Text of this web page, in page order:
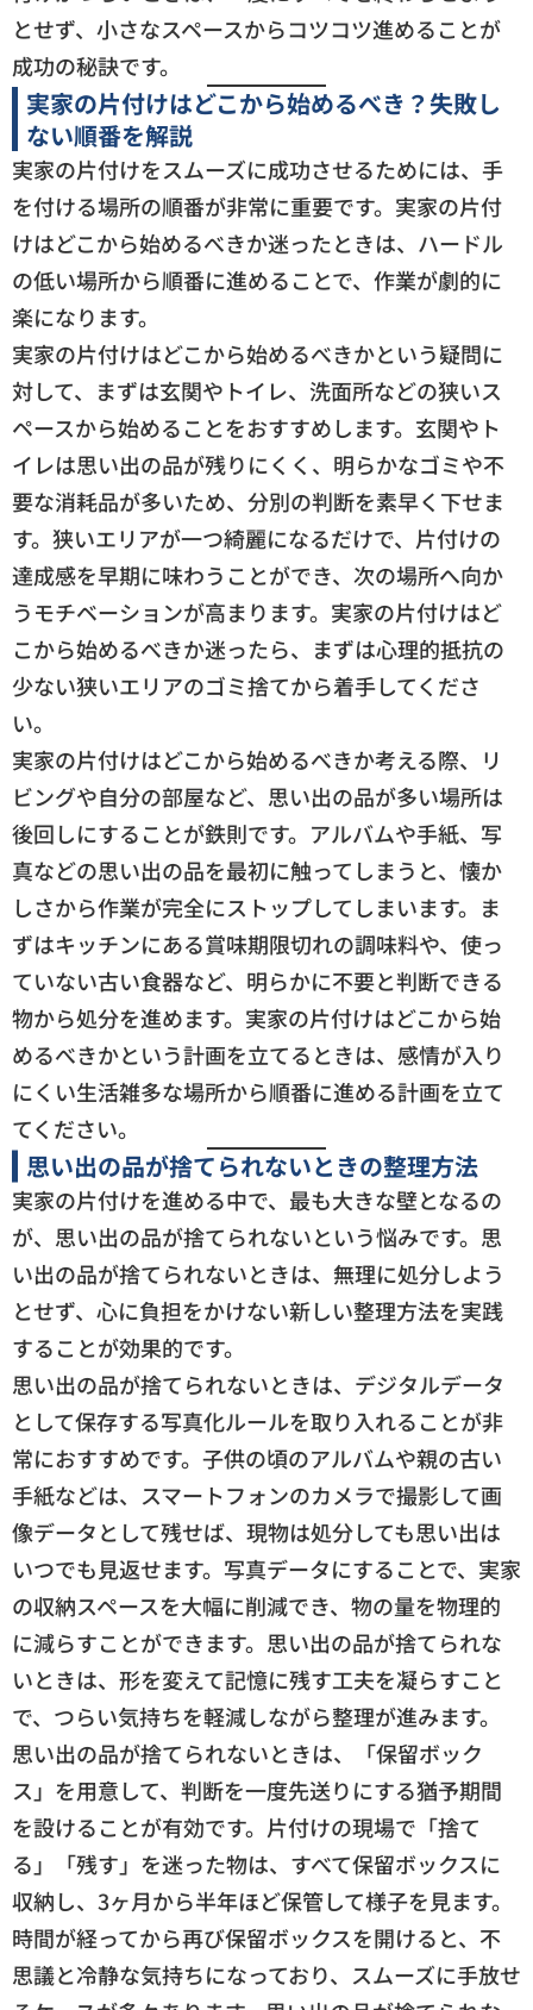
とせず、小さなスペースからコツコツ進めることが
成功の秘訣です。
実家の片付けはどこから始めるべき？失敗し
ない順番を解説
実家の片付けをスムーズに成功させるためには、手
を付ける場所の順番が非常に重要です。実家の片付
けはどこから始めるべきか迷ったときは、ハードル
の低い場所から順番に進めることで、作業が劇的に
楽になります。
実家の片付けはどこから始めるべきかという疑問に
対して、まずは玄関やトイレ、洗面所などの狭いス
ペースから始めることをおすすめします。玄関やト
イレは思い出の品が残りにくく、明らかなゴミや不
要な消耗品が多いため、分別の判断を素早く下せま
す。狭いエリアが一つ綺麗になるだけで、片付けの
達成感を早期に味わうことができ、次の場所へ向か
うモチベーションが高まります。実家の片付けはど
こから始めるべきか迷ったら、まずは心理的抵抗の
少ない狭いエリアのゴミ捨てから着手してくださ
い。
実家の片付けはどこから始めるべきか考える際、リ
ビングや自分の部屋など、思い出の品が多い場所は
後回しにすることが鉄則です。アルバムや手紙、写
真などの思い出の品を最初に触ってしまうと、懐か
しさから作業が完全にストップしてしまいます。ま
ずはキッチンにある賞味期限切れの調味料や、使っ
ていない古い食器など、明らかに不要と判断できる
物から処分を進めます。実家の片付けはどこから始
めるべきかという計画を立てるときは、感情が入り
にくい生活雑多な場所から順番に進める計画を立て
てください。
思い出の品が捨てられないときの整理方法
実家の片付けを進める中で、最も大きな壁となるの
が、思い出の品が捨てられないという悩みです。思
い出の品が捨てられないときは、無理に処分しよう
とせず、心に負担をかけない新しい整理方法を実践
することが効果的です。
思い出の品が捨てられないときは、デジタルデータ
として保存する写真化ルールを取り入れることが非
常におすすめです。子供の頃のアルバムや親の古い
手紙などは、スマートフォンのカメラで撮影して画
像データとして残せば、現物は処分しても思い出は
いつでも見返せます。写真データにすることで、実家
の収納スペースを大幅に削減でき、物の量を物理的
に減らすことができます。思い出の品が捨てられな
いときは、形を変えて記憶に残す工夫を凝らすこと
で、つらい気持ちを軽減しながら整理が進みます。
思い出の品が捨てられないときは、「保留ボック
ス」を用意して、判断を一度先送りにする猶予期間
を設けることが有効です。片付けの現場で「捨て
る」「残す」を迷った物は、すべて保留ボックスに
収納し、3ヶ月から半年ほど保管して様子を見ます。
時間が経ってから再び保留ボックスを開けると、不
思議と冷静な気持ちになっており、スムーズに手放せ